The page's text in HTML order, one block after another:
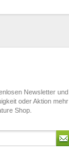
Newsletter und
oder Aktion mehr
Shop.